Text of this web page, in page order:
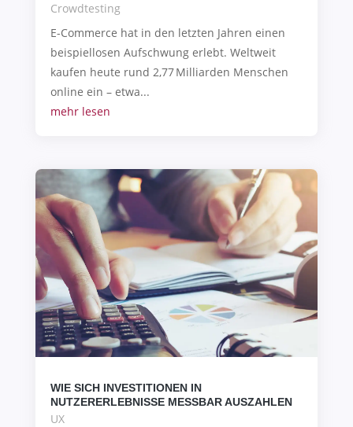
Crowdtesting
E-Commerce hat in den letzten Jahren einen
beispiellosen Aufschwung erlebt. Weltweit
kaufen heute rund 2,77 Milliarden Menschen
online ein – etwa...
mehr lesen
WIE SICH INVESTITIONEN IN
NUTZERERLEBNISSE MESSBAR AUSZAHLEN
UX